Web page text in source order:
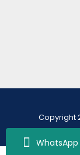
WhatsApp
Copyright